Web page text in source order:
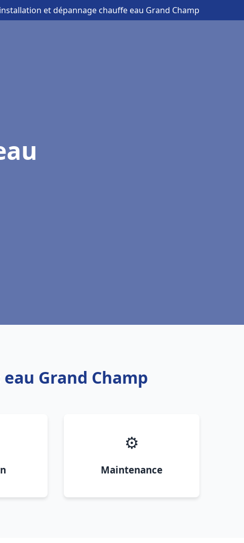
et dépannage chauffe eau Grand Champ
Grand Champ
⚙️
Maintenance